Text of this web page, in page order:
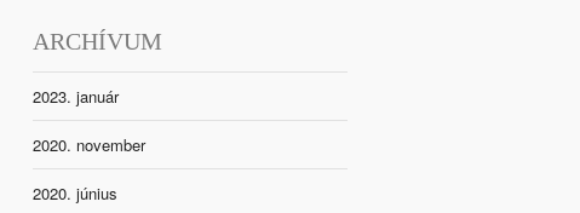
ARCHÍVUM
2023. január
2020. november
2020. június